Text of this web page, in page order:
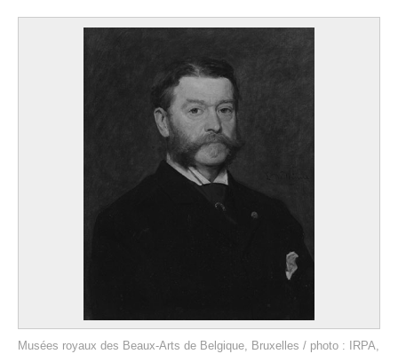
Musées royaux des Beaux-Arts de Belgique, Bruxelles / photo : IRPA,